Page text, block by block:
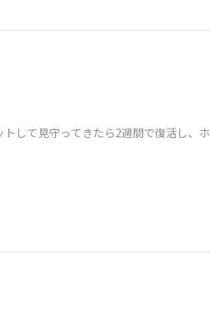
して見守ってきたら2週間で復活し、ホ